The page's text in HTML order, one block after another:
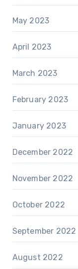
May 2023
April 2023
March 2023
February 2023
January 2023
December 2022
November 2022
October 2022
September 2022
August 2022